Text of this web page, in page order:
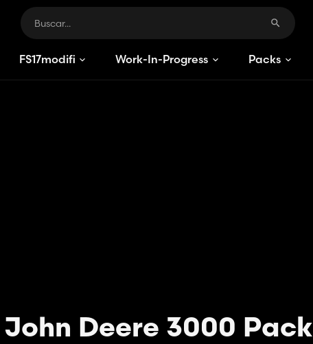
FS17modificacionesWork-In-Progress Packs
Deere 3000 Pack